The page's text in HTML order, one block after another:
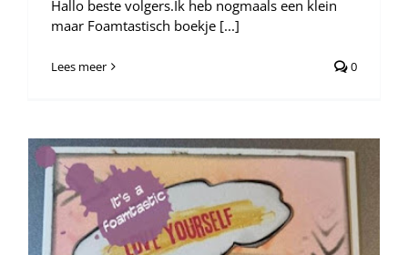
Hallo beste volgers.Ik heb nogmaals een klein
maar Foamtastisch boekje [...]
Lees meer 0